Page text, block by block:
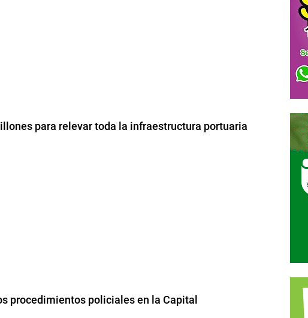
para relevar toda la infraestructura portuaria
procedimientos policiales en la Capital